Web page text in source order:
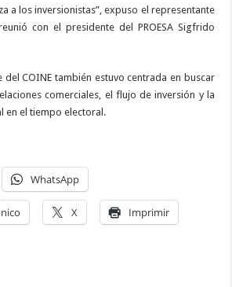
a los inversionistas”, expuso el representante
con el presidente del PROESA Sigfrido
del COINE también estuvo centrada en buscar
comerciales, el flujo de inversión y la
en el tiempo electoral.
WhatsApp
X Imprimir